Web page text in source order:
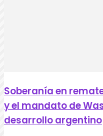
Soberanía en
y el mandato de
desarrollo argentino